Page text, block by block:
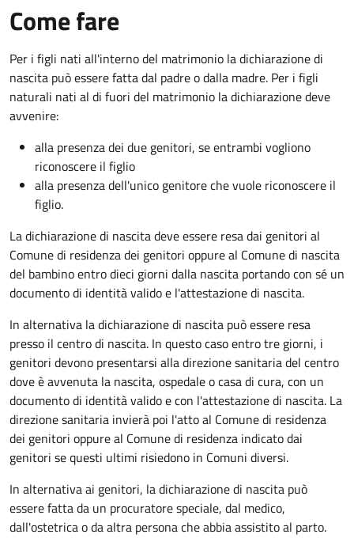
Come fare
Per i figli nati all'interno del matrimonio la dichiarazione di
nascita può essere fatta dal padre o dalla madre. Per i figli
naturali nati al di fuori del matrimonio la dichiarazione deve
avvenire:
alla presenza dei due genitori, se entrambi vogliono
riconoscere il figlio
alla presenza dell'unico genitore che vuole riconoscere il
figlio.
La dichiarazione di nascita deve essere resa dai genitori al
Comune di residenza dei genitori oppure al Comune di nascita
del bambino entro dieci giorni dalla nascita portando con sé un
documento di identità valido e l'attestazione di nascita.
In alternativa la dichiarazione di nascita può essere resa
presso il centro di nascita. In questo caso entro tre giorni, i
genitori devono presentarsi alla direzione sanitaria del centro
dove è avvenuta la nascita, ospedale o casa di cura, con un
documento di identità valido e con l'attestazione di nascita. La
direzione sanitaria invierà poi l'atto al Comune di residenza
dei genitori oppure al Comune di residenza indicato dai
genitori se questi ultimi risiedono in Comuni diversi.
In alternativa ai genitori, la dichiarazione di nascita può
essere fatta da un procuratore speciale, dal medico,
dall'ostetrica o da altra persona che abbia assistito al parto.